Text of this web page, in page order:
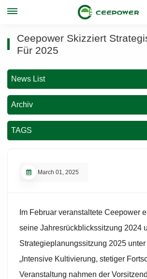
Ceepower Skizziert
Für 2025
News List
Archiv
TAGS
March 01, 2025
Im Februar veranstaltete Ceepower
seine Jahresrückblickssitzung 2024
Strategieplanungssitzung 2025 unter
„Intensive Kultivierung, stetiger
Veranstaltung nahmen der